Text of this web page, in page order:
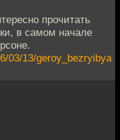
прочитать
в самом начале
03/13/geroy_bezryibya